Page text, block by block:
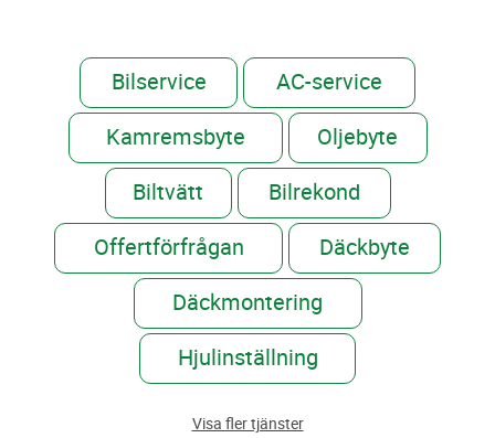
Bilservice
AC-service
Kamremsbyte
Oljebyte
Biltvätt
Bilrekond
Offertförfrågan
Däckbyte
Däckmontering
Hjulinställning
Visa fler tjänster